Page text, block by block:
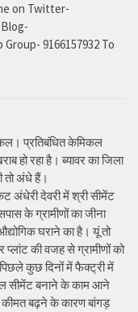
on Twitter-
9166157932 To
प्रतिबंधित केमिकल
हो रहा है। ब्यावर का जिला
तो अंधे हैं।
अंधेरी देवरी में श्री सीमेंट
के ग्रामीणों का जीना
घराने का है। यूं तो
प्लांट की वजह से ग्रामीणों को
कुछ दिनों में फैक्ट्री में
सीमेंट बनाने के काम आने
कीमत बढ़ने के कारण बांगड़